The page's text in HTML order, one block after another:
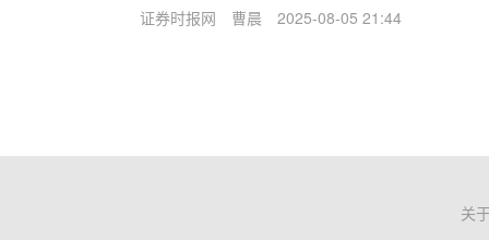
证券时报网 曹晨 2025-08-05 21:44
关